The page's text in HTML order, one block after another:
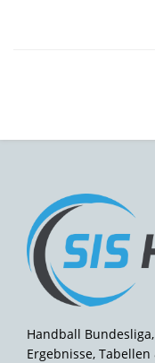
Handball
Ergebnisse,